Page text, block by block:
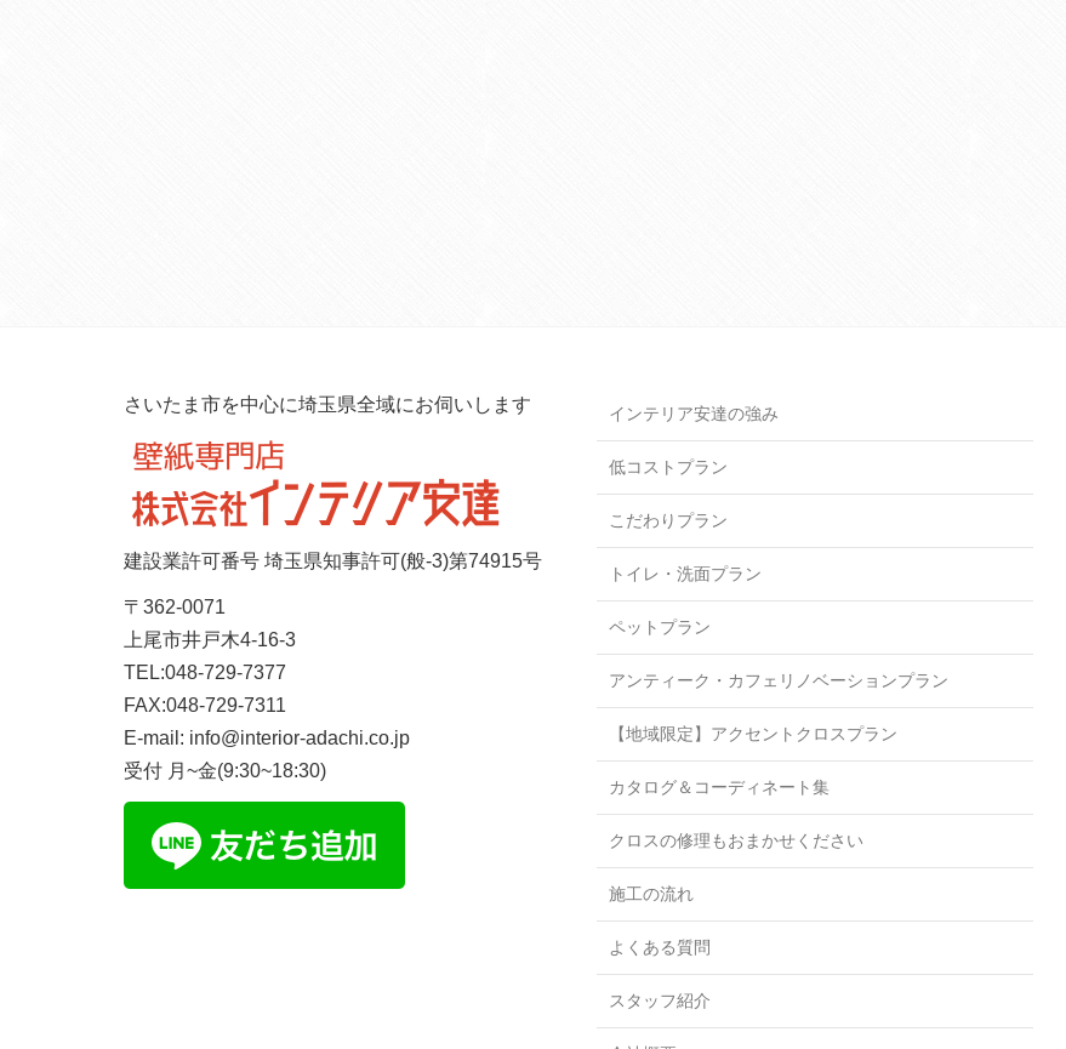
さいたま市を中心に埼玉県全域にお伺いします
建設業許可番号 埼玉県知事許可(般-3)第74915号
〒362-0071
上尾市井戸木4-16-3
TEL:048-729-7377
FAX:048-729-7311
E-mail: info@interior-adachi.co.jp
受付 月~金(9:30~18:30)
インテリア安達の強み
低コストプラン
こだわりプラン
トイレ・洗面プラン
ペットプラン
アンティーク・カフェリノベーションプラン
【地域限定】アクセントクロスプラン
カタログ＆コーディネート集
クロスの修理もおまかせください
施工の流れ
よくある質問
スタッフ紹介